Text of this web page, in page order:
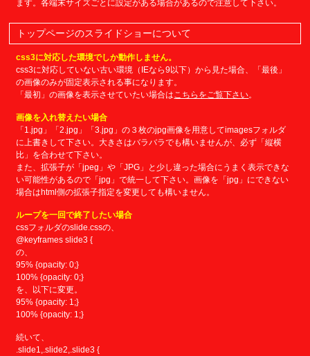
ます。各端末サイズごとに設定がある場合があるので注意して下さい。
トップページのスライドショーについて
css3に対応した環境でしか動作しません。
css3に対応していない古い環境（IEなら9以下）から見た場合、「最後」
の画像のみが固定表示される事になります。
「最初」の画像を表示させていたい場合は こちらをご覧下さい。
画像を入れ替えたい場合
「1.jpg」「2.jpg」「3.jpg」の３枚のjpg画像を用意してimagesフォルダ
に上書きして下さい。大きさはバラバラでも構いませんが、必ず「縦横
比」を合わせて下さい。
また、拡張子が「jpeg」や「JPG」と少し違った場合にうまく表示できな
い可能性があるので「jpg」で統一して下さい。画像を「jpg」にできない
場合はhtml側の拡張子指定を変更しても構いません。
ループを一回で終了したい場合
cssフォルダのslide.cssの、
@keyframes slide3 {
の、
95% {opacity: 0;}
100% {opacity: 0;}
を、以下に変更。
95% {opacity: 1;}
100% {opacity: 1;}
続いて、
.slide1,.slide2,.slide3 {